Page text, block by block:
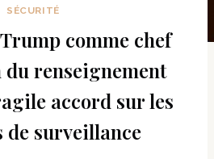
SÉCURITÉ
comme chef
renseignement
accord sur les
de surveillance